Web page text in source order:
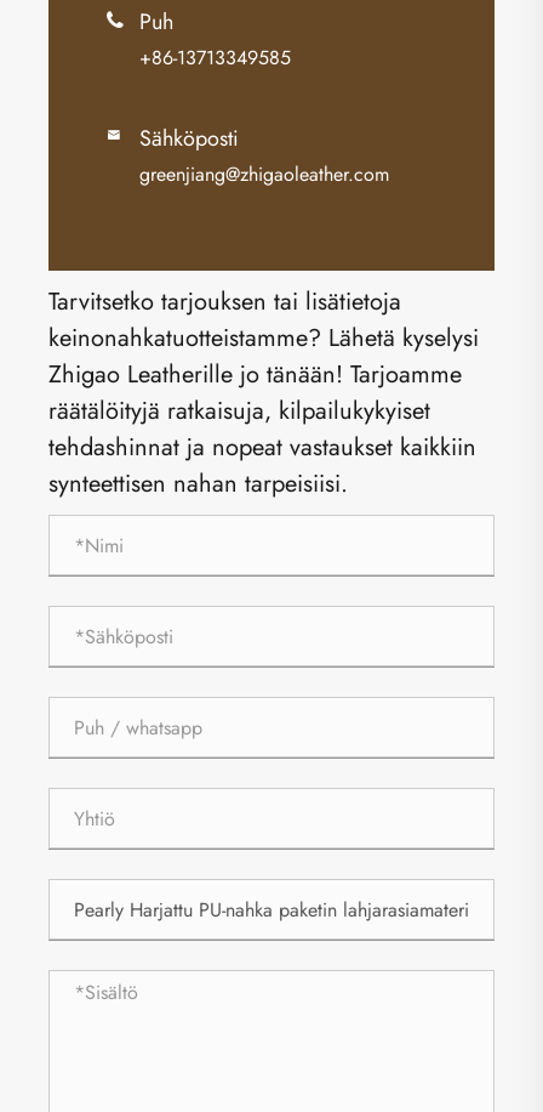
 Puh
+86-13713349585
 Sähköposti
greenjiang@zhigaoleather.com
Tarvitsetko tarjouksen tai lisätietoja
keinonahkatuotteistamme? Lähetä kyselysi
Zhigao Leatherille jo tänään! Tarjoamme
räätälöityjä ratkaisuja, kilpailukykyiset
tehdashinnat ja nopeat vastaukset kaikkiin
synteettisen nahan tarpeisiisi.